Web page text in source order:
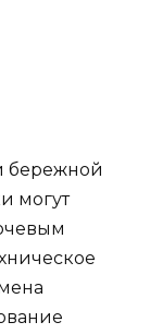
бережной
могут